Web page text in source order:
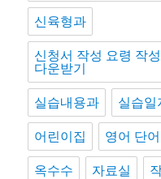
신육형과
신청서 작성 요령 작
다운받기
실습내용과 실습일
어린이집 영어 단
옥수수 자료실